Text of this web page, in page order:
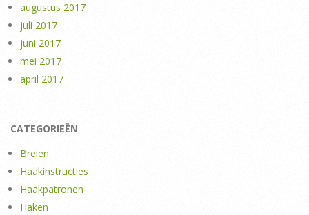
augustus 2017
juli 2017
juni 2017
mei 2017
april 2017
CATEGORIEËN
Breien
Haakinstructies
Haakpatronen
Haken